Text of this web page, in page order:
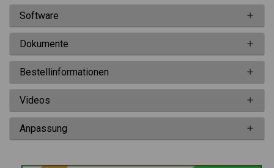
Software
Dokumente
Bestellinformationen
Videos
Anpassung